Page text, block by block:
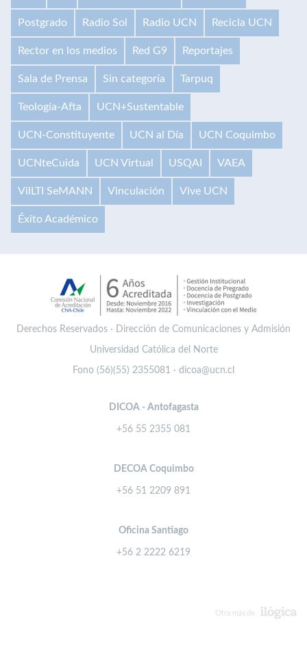
Postgrado Radio Sol Radio UCN Recicla UCN
Rector en los medios Red G9 Reportajes
Sala de Prensa Sin categoría Tarpuq
Teología-Afta UCN+Sustentable
UCN-Constituyente UCN al Día UCN Coquimbo
UCNteCuida UCN Virtual USQAI VAEA
VilLTI SeMANN Vinculación Vive UCN
Éxito Académico
Derechos Reservados · Dirección de Comunicaciones y Admisión
Universidad Católica del Norte
Fono (56)(55) 2355081 · dicoa@ucn.cl
DICOA - Antofagasta
+56 55 2355 081
DECOA Coquimbo
+56 51 2209 891
Oficina Santiago
+56 2 2222 6219